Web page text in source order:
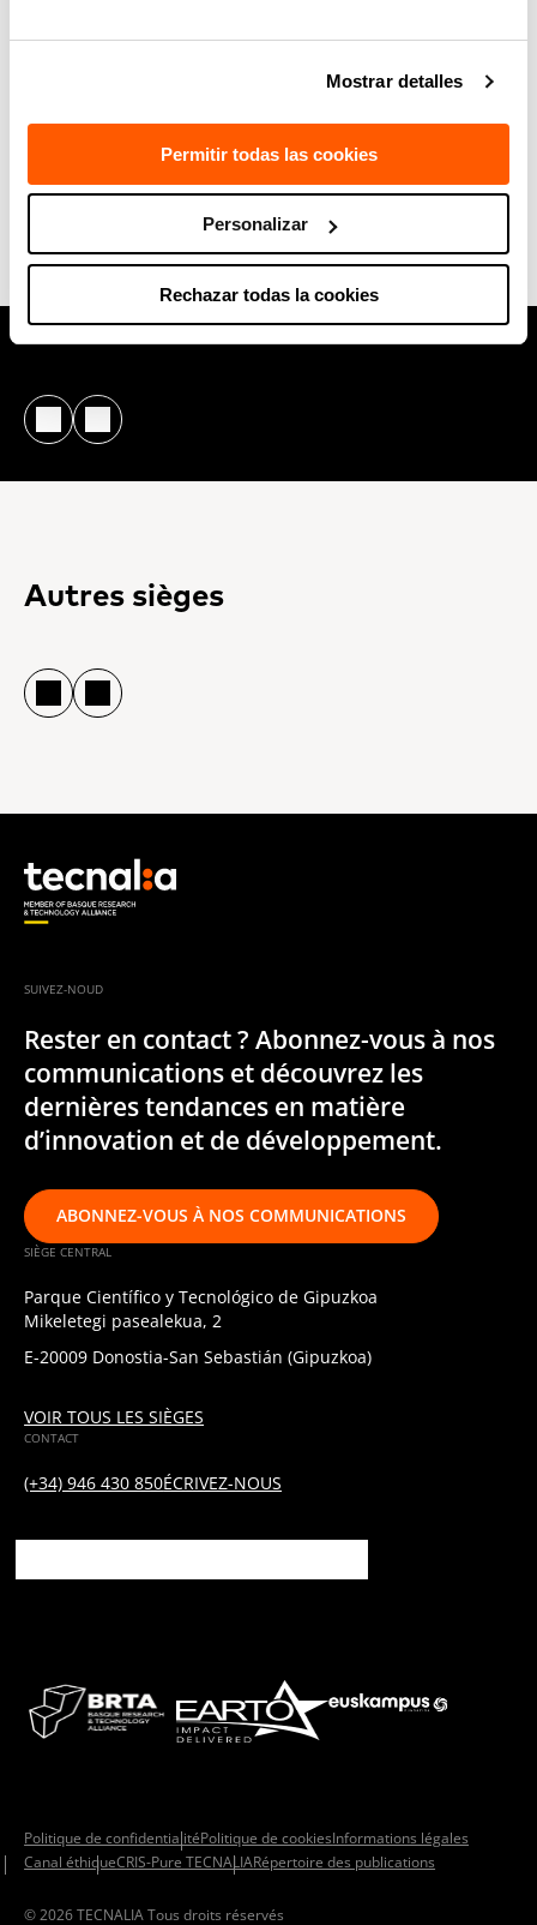
Mostrar detalles
Permitir todas las cookies
Personalizar
Rechazar todas la cookies
CONTACTEZ-NOUS
Autres sièges
SUIVEZ-NOUD
Rester en contact ? Abonnez-vous à nos
communications et découvrez les
dernières tendances en matière
d’innovation et de développement.
ABONNEZ-VOUS À NOS COMMUNICATIONS
SIÈGE CENTRAL
Parque Científico y Tecnológico de Gipuzkoa
Mikeletegi pasealekua, 2
E-20009 Donostia-San Sebastián (Gipuzkoa)
VOIR TOUS LES SIÈGES
CONTACT
(+34) 946 430 850ÉCRIVEZ-NOUS
© 2026 TECNALIA Tous droits réservés
Politique de confidentialitéPolitique de cookiesInformations légales
Canal éthiqueCRIS-Pure TECNALIARépertoire des publications